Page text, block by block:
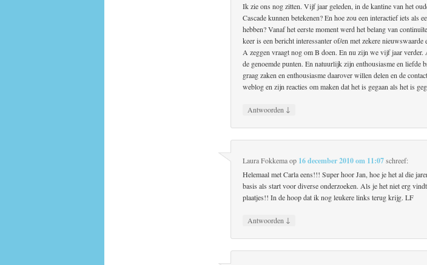
Ik zie ons nog zitten. Vijf jaar geleden, in de kantine van het
Cascade kunnen betekenen? En hoe zou een interactief iets als
hebben? Vanaf het eerste moment werd het belang van
keer is een bericht interessanter of/en met zekere
A zeggen vraagt nog om B doen. En nu zijn we vijf jaar
de genoemde punten. En natuurlijk zijn enthousiasme en liefde
graag zaken en enthousiasme daarover willen delen en de
weblog en zijn reacties om maken dat het is gegaan als het is
Antwoorden ↓
Laura Fokkemaop 16 december 2010 om 11:07 schreef:
Helemaal met Carla eens!!! Super hoor Jan, hoe je het al die
basis als start voor diverse onderzoeken. Als je het niet erg
plaatjes!! In de hoop dat ik nog leukere links terug krijg. LF
Antwoorden ↓